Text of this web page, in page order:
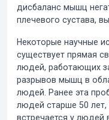
дисбаланс мышц
плечевого сустава,
Некоторые научные
существует прямая
людей, работающих
разрывов мышц в
людей. Ранее эта
людей старше 50 лет,
встречается у людей